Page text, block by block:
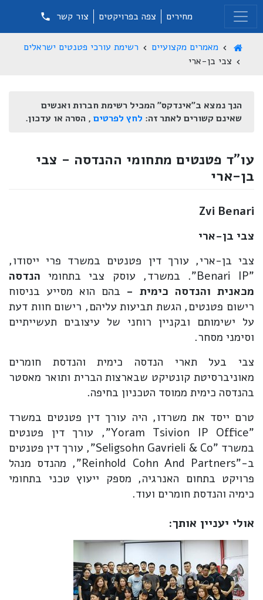
מחירים צפה בפרויקטים צור קשר
מאמרים מקצועיים
רשימת עורכי פטנטים ישראלים
צבי בן-ארי
הנך נמצא ב"אינדקס" המכיל רשימת חברות ואנשים
שאינם קשורים לאתר זה: לחץ לפרטים , הסרה או עדכון.
עו"ד פטנטים מתחומי ההנדסה - צבי
בן-ארי
Zvi Benari
צבי בן-ארי
צבי בן-ארי, עורך דין פטנטים במשרד פרי ייסודו,
"Benari IP". במשרד, עוסק צבי בתחומי
הנדסה
מכאנית והנדסה כימית - בהם הוא מסייע בניסוח
רישום פטנטים, הגשת תביעות עליהם, רישום חוות דעת
על ישימותם ובקניין רוחני של עיצובים תעשייתיים
וסימני מסחר.
צבי בעל תארי הנדסה כימית והנדסת חומרים
מאוניברסיטת קונטיקט שבארצות הברית ותואר מאסטר
בהנדסה כימית ממוסד הטכניון בחיפה.
טרם ייסד את משרדו, היה עורך דין פטנטים במשרד
"Yoram Tsivion IP Office", עורך דין פטנטים
במשרד "Seligsohn Gavrieli & Co", עורך דין פטנטים
ב-"Reinhold Cohn And Partners", מהנדס מנהל
פרויקט בתחום האנרגיה, מספק ייעוץ טכני בתחומי
כימיה והנדסת חומרים ועוד.
אולי יעניין אותך: